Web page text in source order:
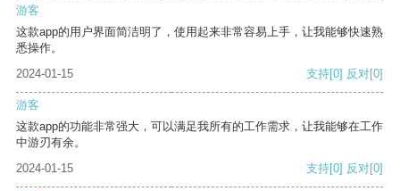
游客
这款app的用户界面简洁明了，使用起来非常容易上手，让我能够快速熟
悉操作。
2024-01-15
支持[0] 反对[0]
游客
这款app的功能非常强大，可以满足我所有的工作需求，让我能够在工作
中游刃有余。
2024-01-15
支持[0] 反对[0]